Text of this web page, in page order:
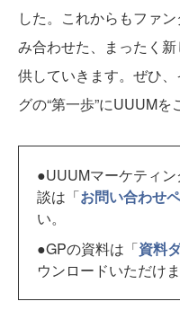
した。これからもファ
み合わせた、まったく
供していきます。ぜひ
グの“第一歩”にUUUMを
●UUUMマーケティ
談は「お問い合わせ
い。
●GPの資料は「資料
ウンロードいただけま